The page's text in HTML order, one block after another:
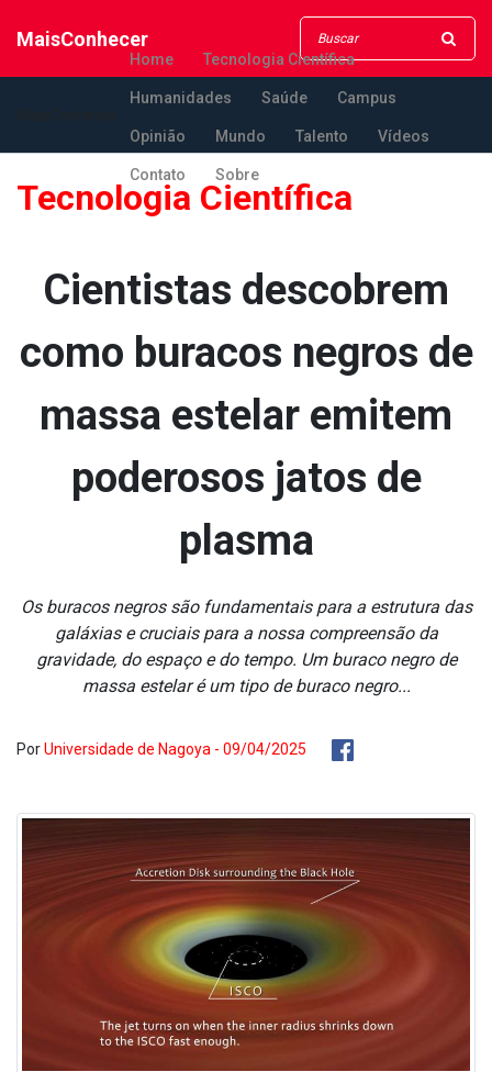
MaisConhecer
Home Tecnologia Científica
Humanidades Saúde Campus
Opinião Mundo Talento Vídeos
Contato Sobre
Tecnologia Científica
Cientistas descobrem
como buracos negros de
massa estelar emitem
poderosos jatos de
plasma
Os buracos negros são fundamentais para a estrutura das
galáxias e cruciais para a nossa compreensão da
gravidade, do espaço e do tempo. Um buraco negro de
massa estelar é um tipo de buraco negro...
PorUniversidade de Nagoya - 09/04/2025